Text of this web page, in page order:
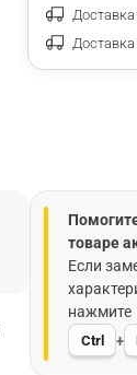
товаре
Если
нажмите
Ctrl +